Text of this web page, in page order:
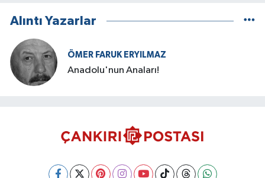
Alıntı Yazarlar
ÖMER FARUK ERYILMAZ
Anadolu'nun Anaları!